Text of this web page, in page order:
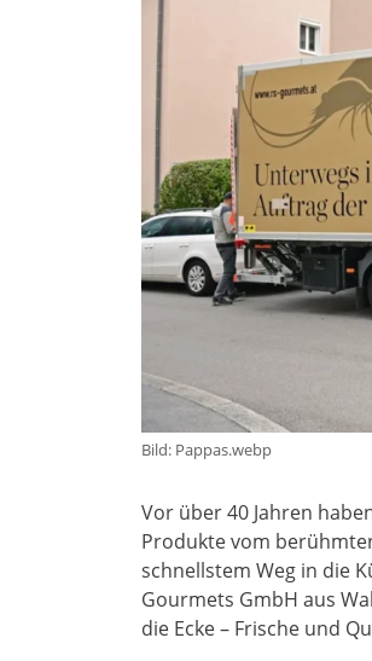
Bild: Pappas.webp
Vor über 40 Jahren
Produkte vom
schnellstem Weg in die
Gourmets GmbH aus
die Ecke – Frische und